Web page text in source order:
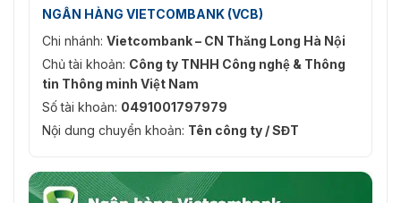
NGÂN HÀNG VIETCOMBANK (VCB)
Chi nhánh: Vietcombank – CN Thăng Long Hà Nội
Chủ tài khoản: Công ty TNHH Công nghệ & Thông
tin Thông minh Việt Nam
Số tài khoản: 0491001797979
Nội dung chuyển khoản: Tên công ty / SĐT